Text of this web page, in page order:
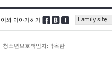
다고 그래요?’하고 대꾸를 하려
지고 영도다리를 구경하러 왔었
다. 아버지는 전쟁 통에 어머니
이와 이야기하기
청소년보호책임자:박옥란